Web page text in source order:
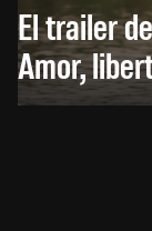
El trailer
Amor,